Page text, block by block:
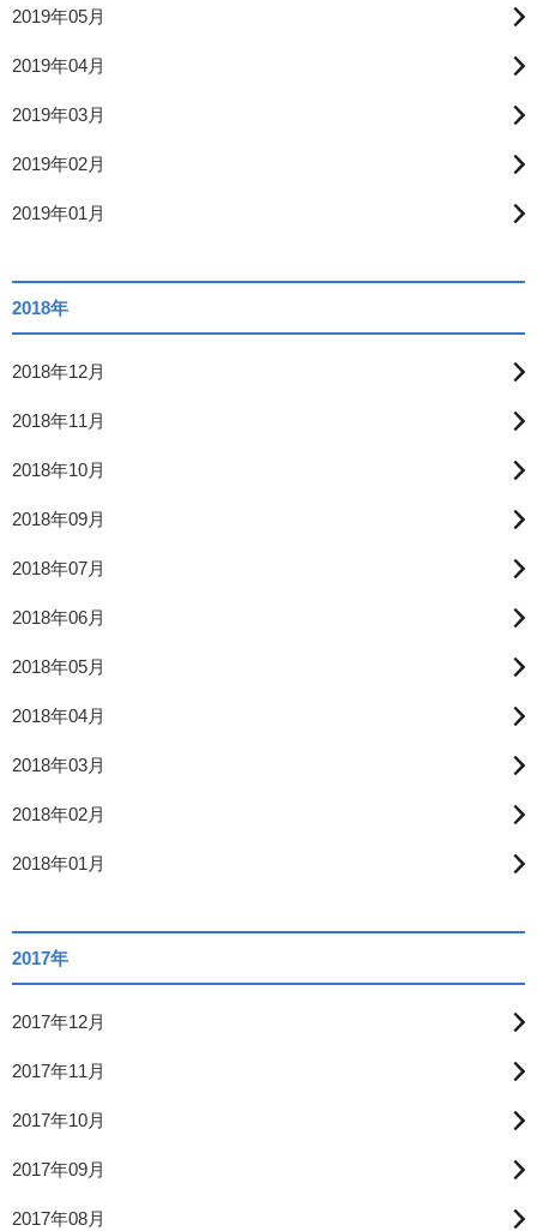
2019年05月
2019年04月
2019年03月
2019年02月
2019年01月
2018年
2018年12月
2018年11月
2018年10月
2018年09月
2018年07月
2018年06月
2018年05月
2018年04月
2018年03月
2018年02月
2018年01月
2017年
2017年12月
2017年11月
2017年10月
2017年09月
2017年08月